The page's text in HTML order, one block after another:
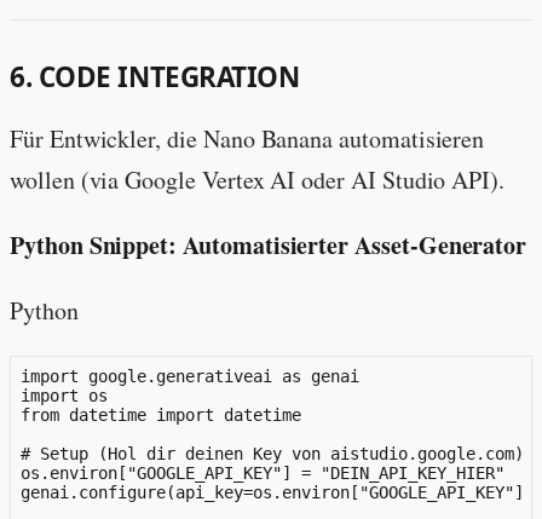
6. CODE INTEGRATION
Für Entwickler, die Nano Banana automatisieren
wollen (via Google Vertex AI oder AI Studio API).
Python Snippet: Automatisierter Asset-Generator
Python
import google.generativeai as genai
import os
from datetime import datetime
# Setup (Hol dir deinen Key von aistudio.google.com)
os.environ["GOOGLE_API_KEY"] = "DEIN_API_KEY_HIER"
genai.configure(api_key=os.environ["GOOGLE_API_KEY"])